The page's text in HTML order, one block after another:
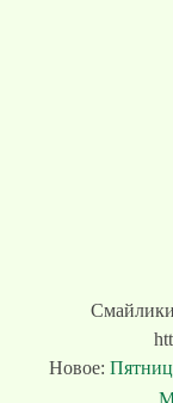
Новое: